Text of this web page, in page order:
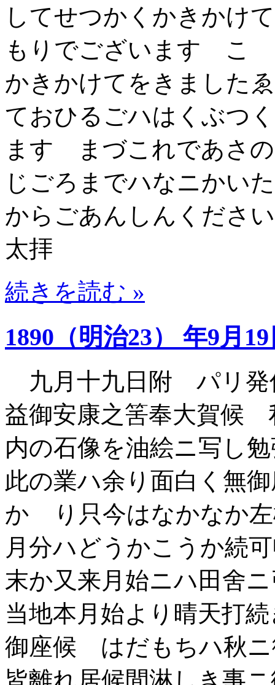
してせつかくかきかけ
もりでございます こ
かきかけてをきました
ておひるごハはくぶつ
ます まづこれであさ
じごろまでハなニかい
からごあんしんくだ
太拝
続きを読む »
1890（明治23） 年9月
九月十九日附 パリ
益御安康之筈奉大賀候
内の石像を油絵ニ写し
此の業ハ余り面白く無
かゝり只今はなかなか
月分ハどうかこうか続
末か又来月始ニハ田舍
当地本月始より晴天打
御座候 はだもちハ秋